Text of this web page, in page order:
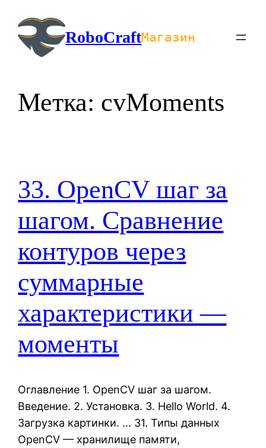
содержимомуRoboCraftМагазин
Метка: cvMoments
33. OpenCV шаг за
шагом. Сравнение
контуров через
суммарные
характеристики —
моменты
Оглавление 1. OpenCV шаг за шагом.
Введение. 2. Установка. 3. Hello World. 4.
Загрузка картинки. … 31. Типы данных
OpenCV — хранилище памяти,